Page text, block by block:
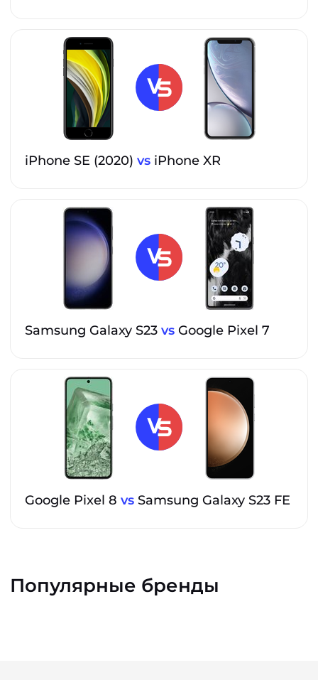
iPhone SE (2020) vs iPhone XR
Samsung Galaxy S23 vs Google Pixel 7
Google Pixel 8 vs Samsung Galaxy S23 FE
Популярные бренды